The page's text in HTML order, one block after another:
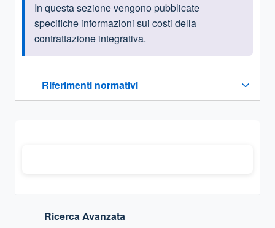
Informazioni introduttive
In questa sezione vengono pubblicate
specifiche informazioni sui costi della
contrattazione integrativa.
Riferimenti normativi
Sezione compressa
Ricerca Avanzata